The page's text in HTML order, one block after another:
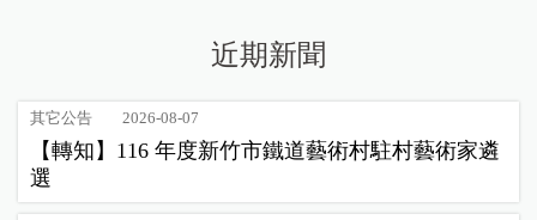
近期新聞
其它公告 2026-08-07
【轉知】116 年度新竹市鐵道藝術村駐村藝術家遴
選